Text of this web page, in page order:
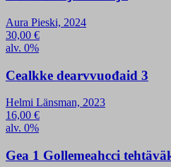
Aura Pieski, 2024
30,00 €
alv. 0%
Cealkke dearvvuođaid 3
Helmi Länsman, 2023
16,00 €
alv. 0%
Gea 1 Gollemeahcci